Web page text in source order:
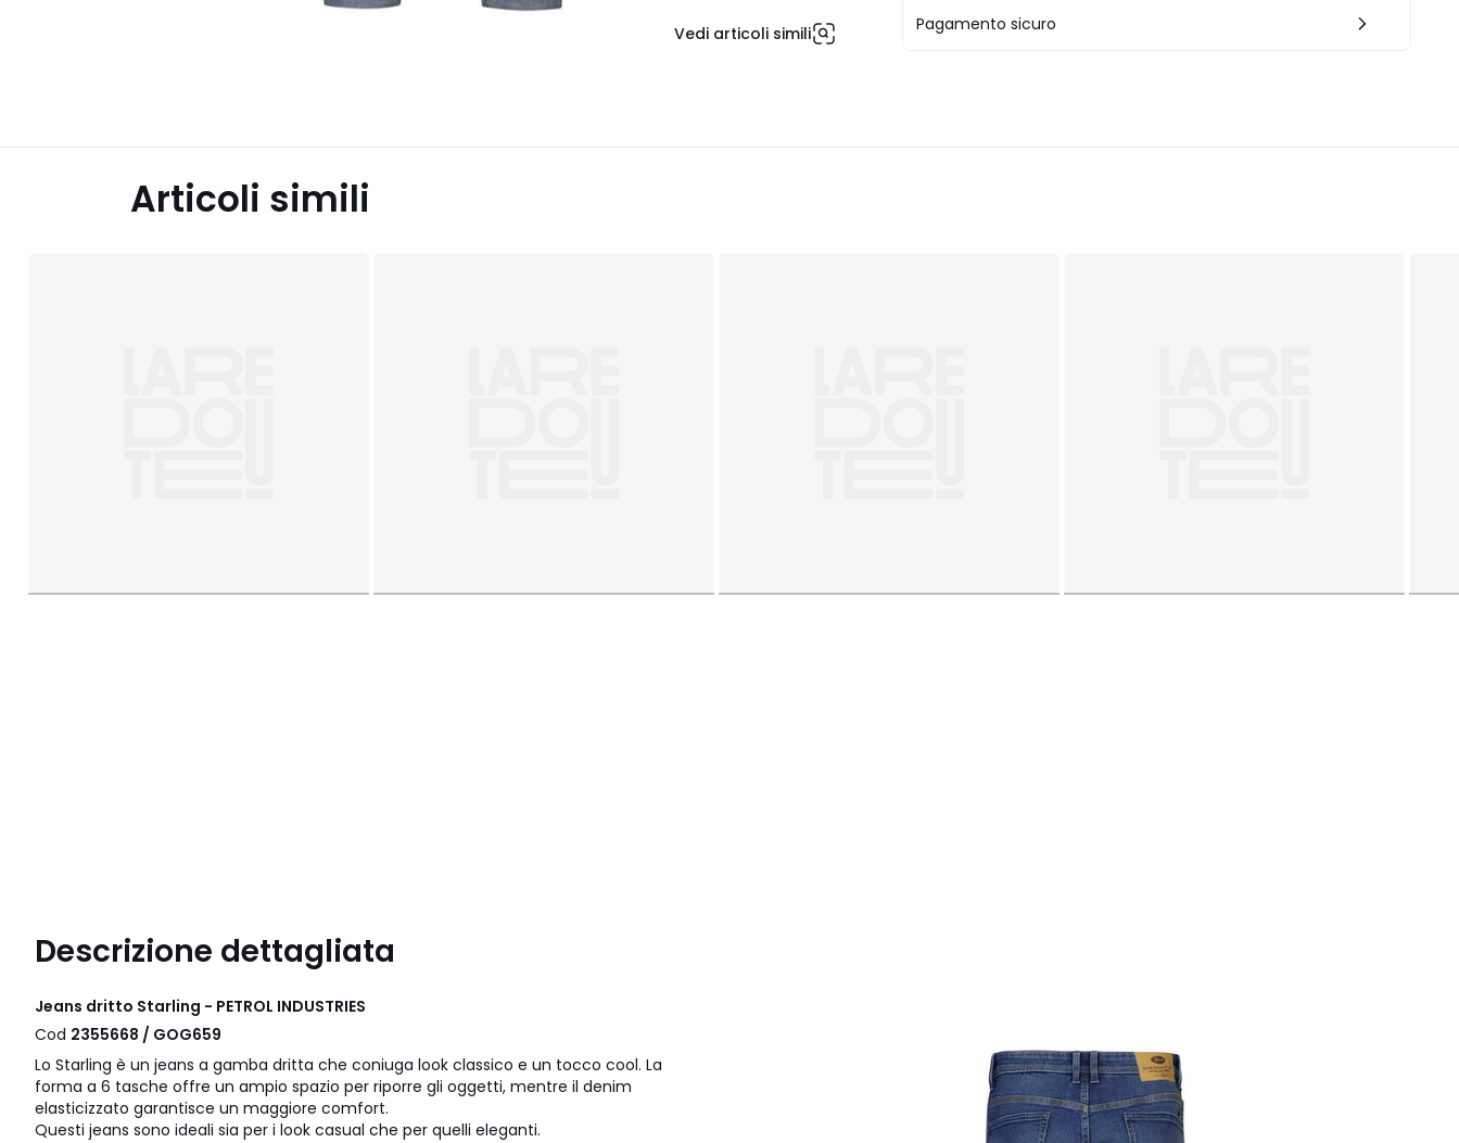
Vedi articoli simili Pagamento sicuro
Articoli simili
Descrizione dettagliata
Jeans dritto Starling - PETROL INDUSTRIES
Cod 2355668 / GOG659
Lo Starling è un jeans a gamba dritta che coniuga look classico e un tocco cool. La
forma a 6 tasche offre un ampio spazio per riporre gli oggetti, mentre il denim
elasticizzato garantisce un maggiore comfort.
Questi jeans sono ideali sia per i look casual che per quelli eleganti.